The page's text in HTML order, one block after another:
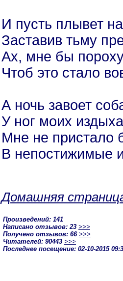
И пусть плывет
Заставив тьму
Ах, мне бы
Чтоб это стало
А ночь завоет
У ног моих
Мне не пристало
В непостижимые
Домашняя
Произведений: 141
Написано отзывов: 23 >>>
Получено отзывов: 66 >>>
Читателей: 90443 >>>
Последнее посещение: 02-10-2015